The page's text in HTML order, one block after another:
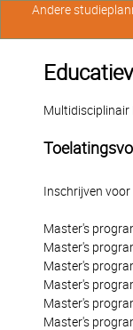
Multidisciplinair
Inschrijven
Master's
Master's
Master's
Master's
Master's
Master's
Andere